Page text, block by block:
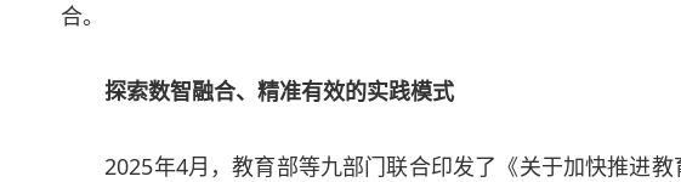
合。
探索数智融合、精准有效的实践模式
2025年4月，教育部等九部门联合印发了《关于加快推进教